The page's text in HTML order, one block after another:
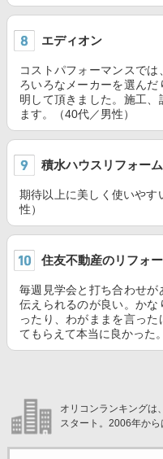
エディオン
コストパフォーマンスで
ろいろなメーカーを選ん
明して頂きました。施工
ます。（40代／男性）
積水ハウスリフォーム
期待以上に美しく使いやす
性）
住友不動産のリフォ
毎週見学会と打ち合わせ
伝えられるのが良い。か
ったり、わがままを言っ
てもらえて本当に良かった
オリコンランキングは
スタート。2006年から